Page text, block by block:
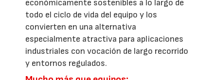
económicamente sostenibles a lo largo de
todo el ciclo de vida del equipo y los
convierten en una alternativa
especialmente atractiva para aplicaciones
industriales con vocación de largo recorrido
y entornos regulados.